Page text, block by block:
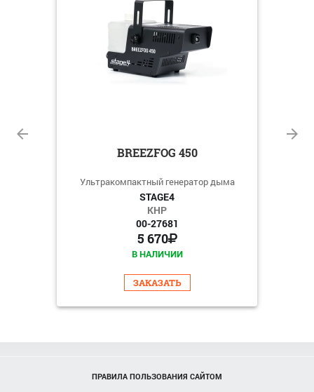
BREEZFOG 450
Ультракомпактный генератор дыма
STAGE4
КНР
00-27681
5 670
В НАЛИЧИИ
ЗАКАЗАТЬ
ПРАВИЛА ПОЛЬЗОВАНИЯ САЙТОМ